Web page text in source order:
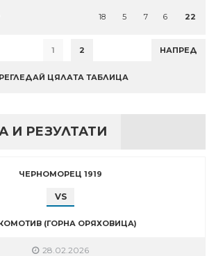
18 5 7 6 22
1 2 НАПРЕД
ЦЯЛАТА ТАБЛИЦА
И РЕЗУЛТАТИ
ЧЕРНОМОРЕЦ 1919
VS
(ГОРНА ОРЯХОВИЦА)
28.02.2026